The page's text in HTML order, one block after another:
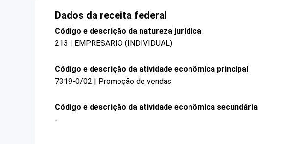
Dados da receita federal
Código e descrição da natureza jurídica
213 | EMPRESARIO (INDIVIDUAL)
Código e descrição da atividade econômica principal
7319-0/02 | Promoção de vendas
Código e descrição da atividade econômica secundária
-